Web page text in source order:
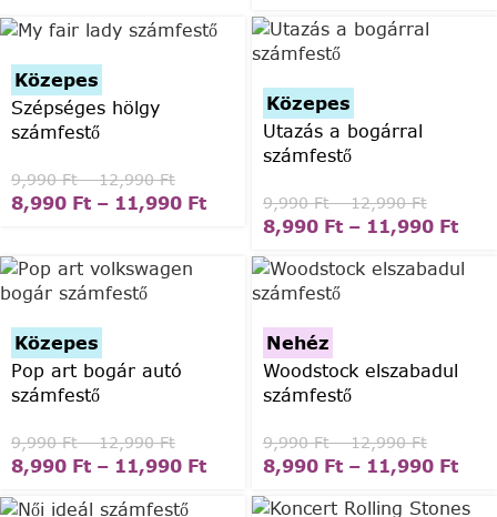
Közepes
Szépséges hölgy
számfestő
9,990Ft – 12,990Ft
8,990 Ft – 11,990 Ft
Közepes
Utazás a bogárral
számfestő
9,990Ft – 12,990Ft
8,990 Ft – 11,990 Ft
Közepes
Pop art bogár autó
számfestő
9,990Ft – 12,990Ft
8,990 Ft – 11,990 Ft
Nehéz
Woodstock elszabadul
számfestő
9,990Ft – 12,990Ft
8,990 Ft – 11,990 Ft